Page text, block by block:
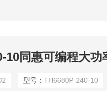
10同惠可编程大功
型号：TH6680P-240-10